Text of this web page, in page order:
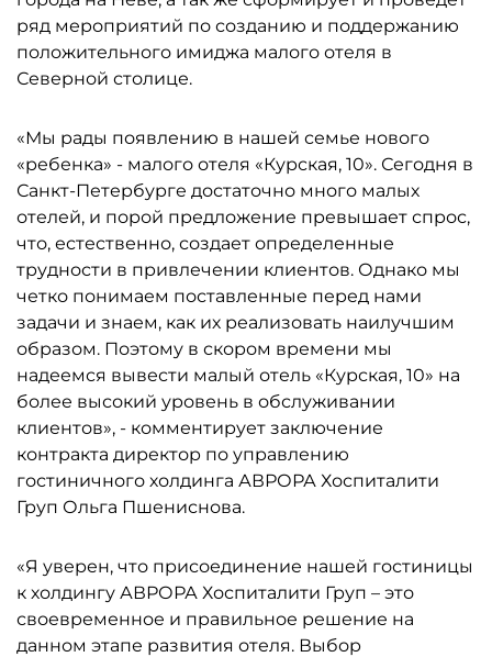
ряд мероприятий по созданию и поддержанию
положительного имиджа малого отеля в
Северной столице.
«Мы рады появлению в нашей семье нового
«ребенка» - малого отеля «Курская, 10». Сегодня в
Санкт-Петербурге достаточно много малых
отелей, и порой предложение превышает спрос,
что, естественно, создает определенные
трудности в привлечении клиентов. Однако мы
четко понимаем поставленные перед нами
задачи и знаем, как их реализовать наилучшим
образом. Поэтому в скором времени мы
надеемся вывести малый отель «Курская, 10» на
более высокий уровень в обслуживании
клиентов», - комментирует заключение
контракта директор по управлению
гостиничного холдинга АВРОРА Хоспиталити
Груп Ольга Пшениснова.
«Я уверен, что присоединение нашей гостиницы
к холдингу АВРОРА Хоспиталити Груп – это
своевременное и правильное решение на
данном этапе развития отеля. Выбор